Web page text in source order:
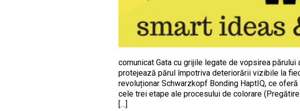
comunicat Gata cu grijile legate de vopsirea
protejează părul împotriva deteriorării vizibile la
revoluționar Schwarzkopf Bonding HaptIQ, ce
cele trei etape ale procesului de colorare
[…]